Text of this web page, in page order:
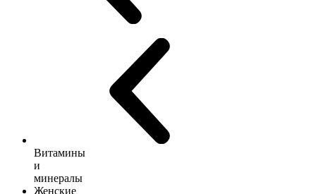
Витамины
и
минералы
Женские